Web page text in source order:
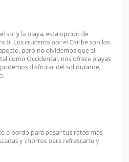
sol y la playa, esta opción de
ti. Los cruceros por el Caribe son los
pero no olvidemos que el
como Occidental, nos ofrece playas
disfrutar del sol durante,
a bordo para pasar tus ratos más
y chorros para refrescarte y